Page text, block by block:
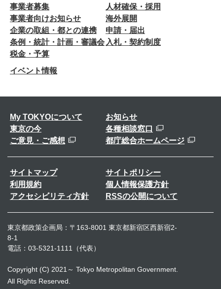
事業者募集
人材確保・採用
事業者向けお知らせ
海外展開
企業の取組・都との連携
申請・届出
条例・統計・計画・審議会 入札・契約制度
税金・予算
イベント情報
My TOKYOについて
お知らせ
東京の今
各種相談窓口
ご意見・ご感想
都庁総合ホームページ
サイトマップ
サイトポリシー
利用規約
個人情報保護方針
アクセシビリティ方針
RSSの公開について
東京都政策企画局：〒163-8001 東京都新宿区西新宿2-
8-1
電話：03-5321-1111（代表）
Copyright (C) 2021～ Tokyo Metropolitan Government.
All Rights Reserved.